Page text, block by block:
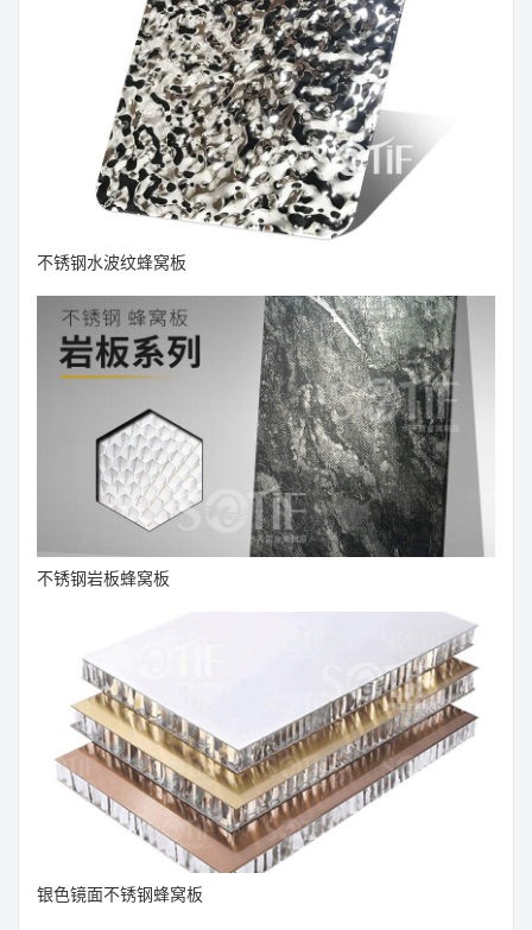
不锈钢水波纹蜂窝板
不锈钢岩板蜂窝板
银色镜面不锈钢蜂窝板